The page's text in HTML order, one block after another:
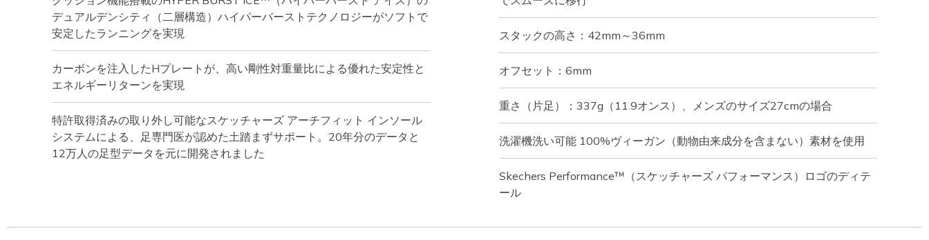
デュアルデンシティ（二層構造）ハイパーバーストテクノロジーがソフトで
安定したランニングを実現
カーボンを注入したHプレートが、高い剛性対重量比による優れた安定性と
エネルギーリターンを実現
特許取得済みの取り外し可能なスケッチャーズ アーチフィット インソール
システムによる、足専門医が認めた土踏まずサポート。20年分のデータと
12万人の足型データを元に開発されました
スタックの高さ：42mm～36mm
オフセット：6mm
重さ（片足）：337g（11.9オンス）、メンズのサイズ27cmの場合
洗濯機洗い可能 100%ヴィーガン（動物由来成分を含まない）素材を使用
Skechers Performance™（スケッチャーズ パフォーマンス）ロゴのディテ
ール